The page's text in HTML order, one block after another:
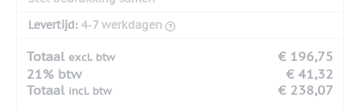
Levertijd: 4-7 werkdagen
Totaal excl. btw
€ 196,75
21% btw
€ 41,32
Totaal incl. btw € 238,07